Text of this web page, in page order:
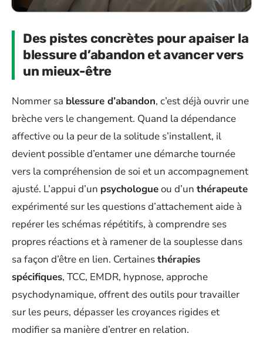
Des pistes concrètes pour apaiser la
blessure d’abandon et avancer vers
un mieux-être
Nommer sa blessure d’abandon, c’est déjà ouvrir une
brèche vers le changement. Quand la dépendance
affective ou la peur de la solitude s’installent, il
devient possible d’entamer une démarche tournée
vers la compréhension de soi et un accompagnement
ajusté. L’appui d’un psychologueou d’un thérapeute
expérimenté sur les questions d’attachement aide à
repérer les schémas répétitifs, à comprendre ses
propres réactions et à ramener de la souplesse dans
sa façon d’être en lien. Certainesthérapies
spécifiques, TCC, EMDR, hypnose, approche
psychodynamique, offrent des outils pour travailler
sur les peurs, dépasser les croyances rigides et
modifier sa manière d’entrer en relation.